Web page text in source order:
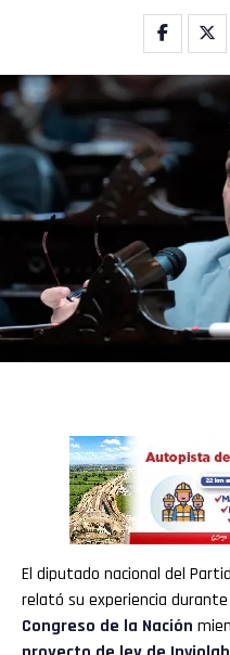
El diputado nacional del
relató su experiencia
Congreso de la Nación